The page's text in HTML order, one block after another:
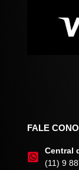
FALE
Central
(11) 9